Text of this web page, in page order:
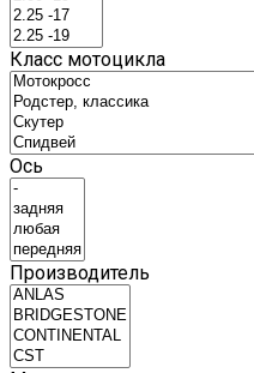
Класс мотоцикла
Ось
Производитель